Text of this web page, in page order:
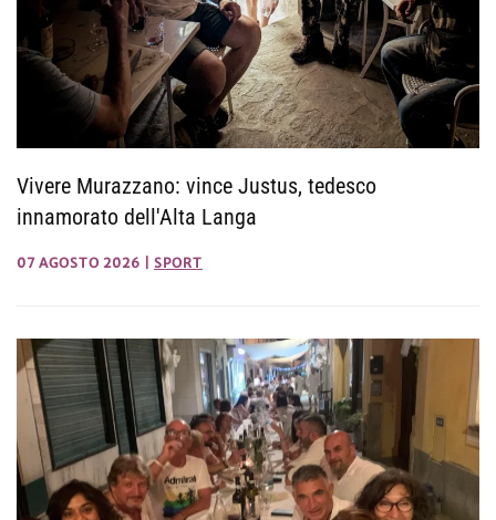
Vivere Murazzano: vince Justus, tedesco
innamorato dell'Alta Langa
07 AGOSTO 2026 SPORT